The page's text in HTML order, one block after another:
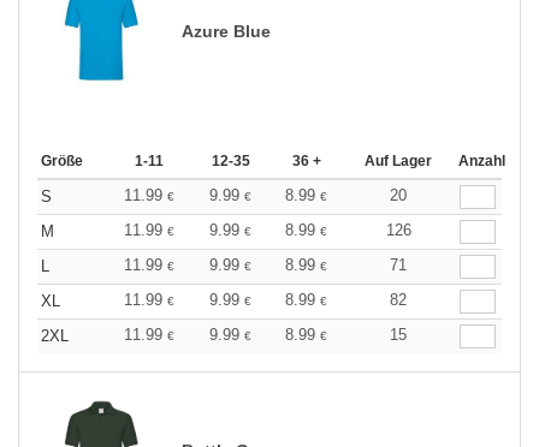
Azure Blue
Größe 1-11 12-35 36 + Auf Lager Anzahl
S 11.99 € 9.99 € 8.99 €
20
M
11.99 € 9.99 € 8.99 €
126
L
11.99 € 9.99 € 8.99 €
71
XL
11.99 € 9.99 € 8.99 €
82
2XL
11.99 € 9.99 € 8.99 € 15